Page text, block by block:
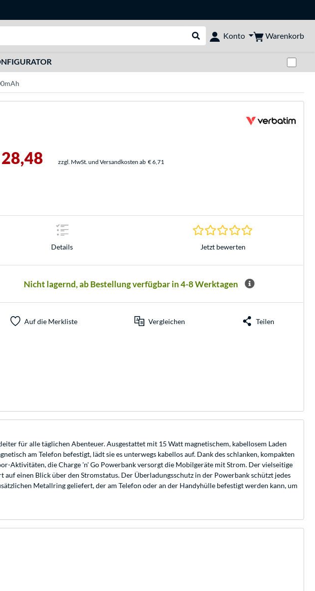
Suche durchführen
Konto Warenkorb
zzgl. MwSt. und Versandkosten ab € 6,71
Details
0.0 Sterne bei 0
Jetzt bewerten
Nicht lagernd, ab Bestellung verfügbar in 4-8 Werktagen
Auf die Merkliste Vergleichen Teilen
für alle täglichen Abenteuer. Ausgestattet mit 15 Watt magnetischem, kabellosem Laden
am Telefon befestigt, lädt sie es unterwegs kabellos auf. Dank des schlanken, kompakten
Aktivitäten, die Charge 'n' Go Powerbank versorgt die Mobilgeräte mit Strom. Der vielseitige
einen Blick über den Stromstatus. Der Überladungsschutz in der Powerbank schützt jedes
Metallring geliefert, der am Telefon oder an der Handyhülle befestigt werden kann, um